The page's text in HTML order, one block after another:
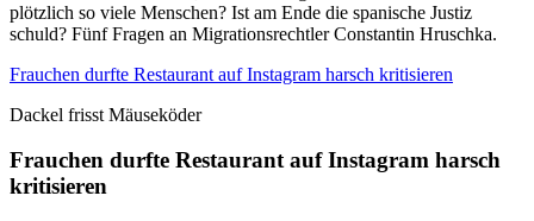
plötzlich so viele Menschen? Ist am Ende die spanische Justiz
schuld? Fünf Fragen an Migrationsrechtler Constantin Hruschka.
Frauchen durfte Restaurant auf Instagram harsch kritisieren
Dackel frisst Mäuseköder
Frauchen durfte Restaurant auf Instagram harsch
kritisieren